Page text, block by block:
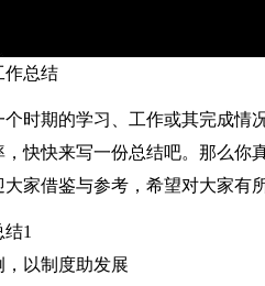
作总结
个时期的学习、工作或其完成情
，快快来写一份总结吧。那么
家借鉴与参考，希望对大家有
1
以制度助发展